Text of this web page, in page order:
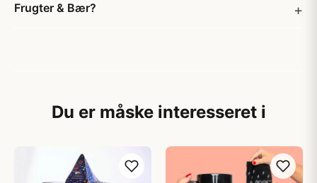
Frugter & Bær?
Du er måske interesseret i